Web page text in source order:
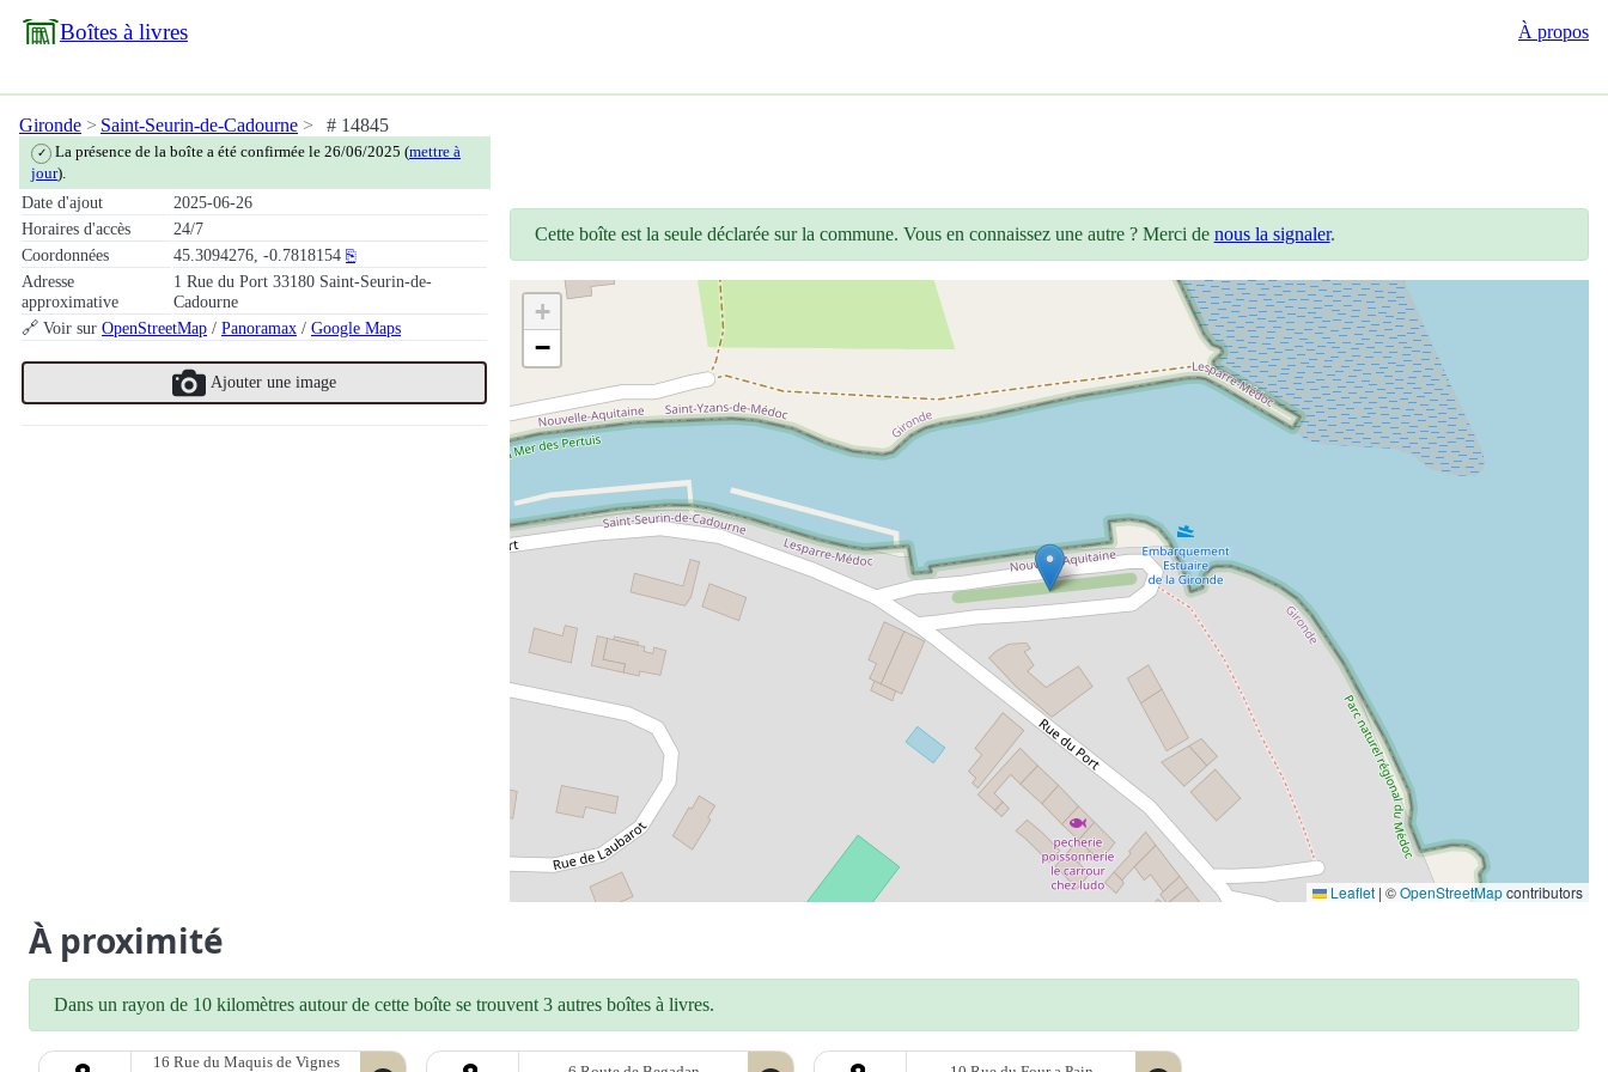
Boîtes à livres À propos
Gironde Saint-Seurin-de-Cadourne # 14845
✓ La présence de la boîte a été confirmée le 26/06/2025 (mettre à
jour).
Date d'ajout
2025-06-26
Horaires d'accès
24/7
Coordonnées
45.3094276, -0.7818154 ⎘
Adresse
approximative
1 Rue du Port 33180 Saint-Seurin-de-
Cadourne
🔗 Voir sur OpenStreetMap / Panoramax / Google Maps
Ajouter une image
Cette boîte est la seule déclarée sur la commune. Vous en connaissez une autre ? Merci de nous la signaler.
+
−
Leaflet | ©OpenStreetMapcontributors
À proximité
Dans un rayon de 10 kilomètres autour de cette boîte se trouvent 3 autres boîtes à livres.
16 Rue du Maquis de Vignes